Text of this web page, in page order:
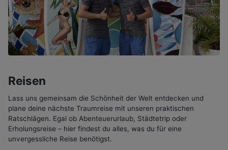
Reisen
Lass uns gemeinsam die Schönheit der Welt entdecken und
plane deine nächste Traumreise mit unseren praktischen
Ratschlägen. Egal ob Abenteuerurlaub, Städtetrip oder
Erholungsreise – hier findest du alles, was du für eine
unvergessliche Reise benötigst.